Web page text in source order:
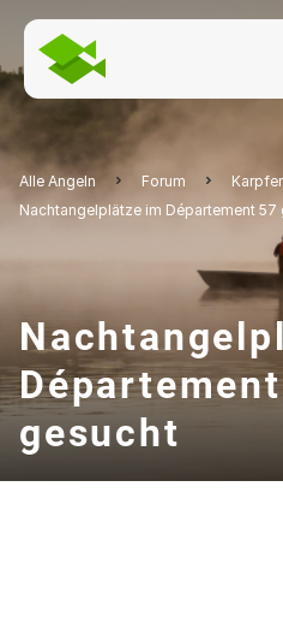
Alle Angeln Forum
Nachtangelplätze im Département 57
gesucht